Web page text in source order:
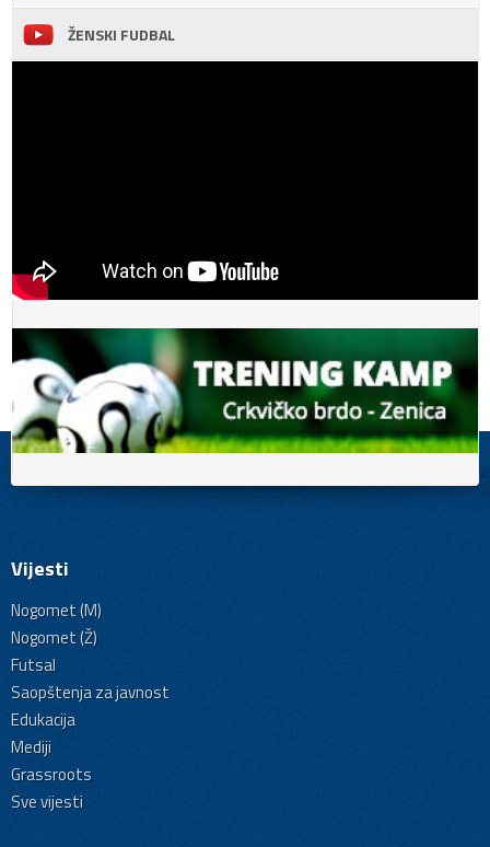
ŽENSKI FUDBAL
Vijesti
Nogomet (M)
Nogomet (Ž)
Futsal
Saopštenja za javnost
Edukacija
Mediji
Grassroots
Sve vijesti